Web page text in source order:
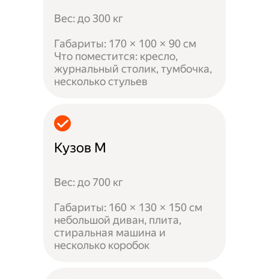
Вес: до 300 кг
Габариты: 170 × 100 × 90 см
Что поместится: кресло,
журнальный столик, тумбочка,
несколько стульев
Кузов M
Вес: до 700 кг
Габариты: 160 × 130 × 150 см
небольшой диван, плита,
стиральная машина и
несколько коробок